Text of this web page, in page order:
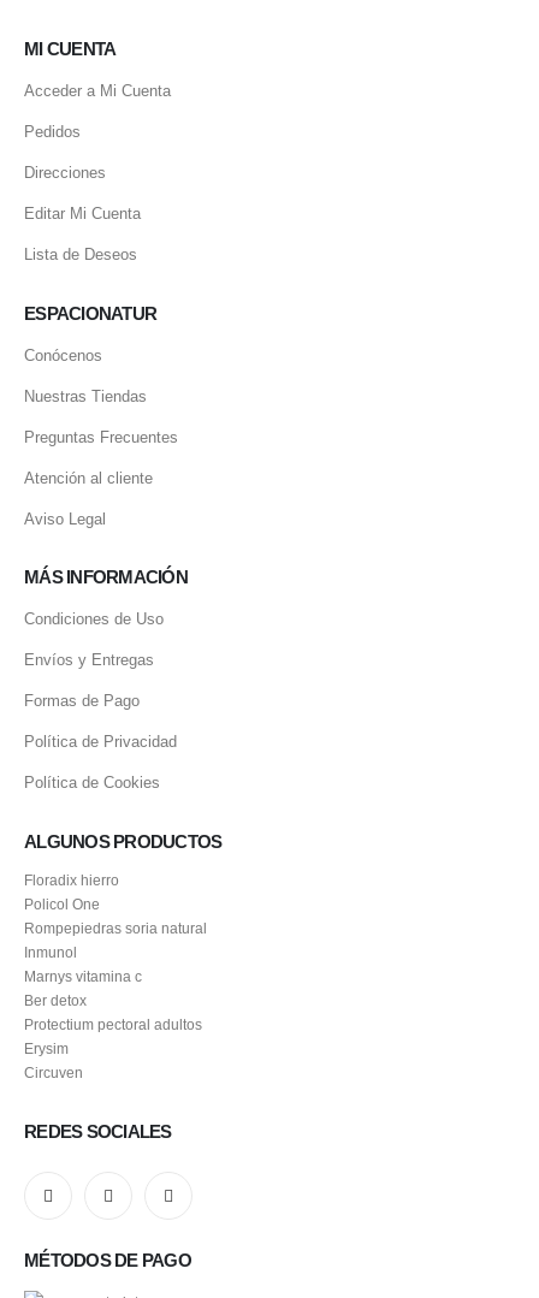
MI CUENTA
Acceder a Mi Cuenta
Pedidos
Direcciones
Editar Mi Cuenta
Lista de Deseos
ESPACIONATUR
Conócenos
Nuestras Tiendas
Preguntas Frecuentes
Atención al cliente
Aviso Legal
MÁS INFORMACIÓN
Condiciones de Uso
Envíos y Entregas
Formas de Pago
Política de Privacidad
Política de Cookies
ALGUNOS PRODUCTOS
Floradix hierro
Policol One
Rompepiedras soria natural
Inmunol
Marnys vitamina c
Ber detox
Protectium pectoral adultos
Erysim
Circuven
REDES SOCIALES
MÉTODOS DE PAGO